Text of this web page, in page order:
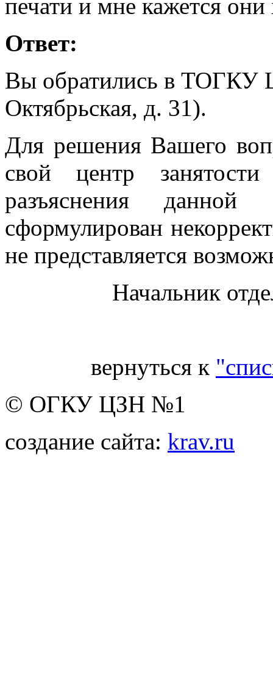
печати и мне кажется они
Ответ:
Вы обратились в ТОГКУ
Октябрьская, д. 31).
Для решения Вашего
свой центр
разъяснения
сформулирован
не представляется
Начальник
вернуться к
© ОГКУ ЦЗН №1
создание сайта: krav.ru